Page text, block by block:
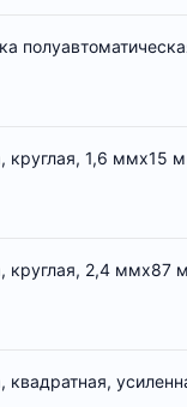
круглая, 1,6 ммх15
круглая, 2,4 ммх87
квадратная,